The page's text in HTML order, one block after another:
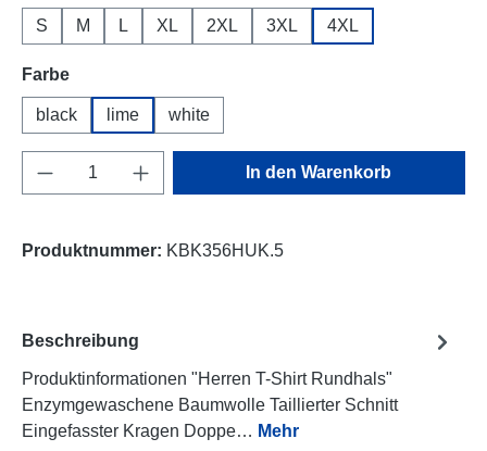
S M L XL 2XL 3XL 4XL
Farbeauswählen
black lime white
Produkt Anzahl: Gib den gewünschten
In den Warenkorb
Produktnummer: KBK356HUK.5
Beschreibung
Produktinformationen "Herren T-Shirt Rundhals"
Enzymgewaschene Baumwolle Taillierter Schnitt
Eingefasster Kragen Doppe… Mehr